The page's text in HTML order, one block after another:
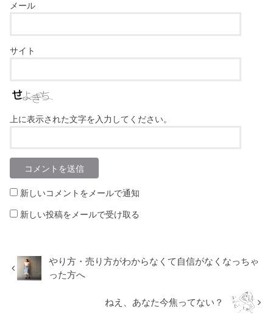
メール
サイト
上に表示された文字を入力してください。
新しいコメントをメールで通知
新しい投稿をメールで受け取る
やり方・売り方がわからなくて自信がなくなっちゃ
った方へ
ねえ、あなた今焦ってない？